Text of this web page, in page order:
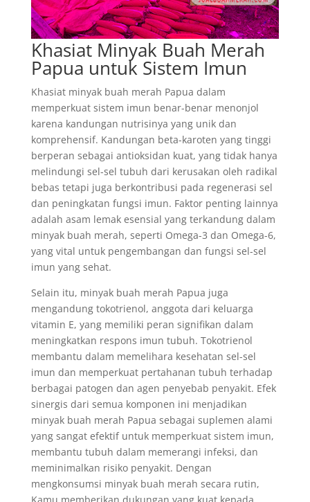
Khasiat Minyak Buah Merah
Papua untuk Sistem Imun
Khasiat minyak buah merah Papua dalam
memperkuat sistem imun benar-benar menonjol
karena kandungan nutrisinya yang unik dan
komprehensif. Kandungan beta-karoten yang tinggi
berperan sebagai antioksidan kuat, yang tidak hanya
melindungi sel-sel tubuh dari kerusakan oleh radikal
bebas tetapi juga berkontribusi pada regenerasi sel
dan peningkatan fungsi imun. Faktor penting lainnya
adalah asam lemak esensial yang terkandung dalam
minyak buah merah, seperti Omega-3 dan Omega-6,
yang vital untuk pengembangan dan fungsi sel-sel
imun yang sehat.
Selain itu, minyak buah merah Papua juga
mengandung tokotrienol, anggota dari keluarga
vitamin E, yang memiliki peran signifikan dalam
meningkatkan respons imun tubuh. Tokotrienol
membantu dalam memelihara kesehatan sel-sel
imun dan memperkuat pertahanan tubuh terhadap
berbagai patogen dan agen penyebab penyakit. Efek
sinergis dari semua komponen ini menjadikan
minyak buah merah Papua sebagai suplemen alami
yang sangat efektif untuk memperkuat sistem imun,
membantu tubuh dalam memerangi infeksi, dan
meminimalkan risiko penyakit. Dengan
mengkonsumsi minyak buah merah secara rutin,